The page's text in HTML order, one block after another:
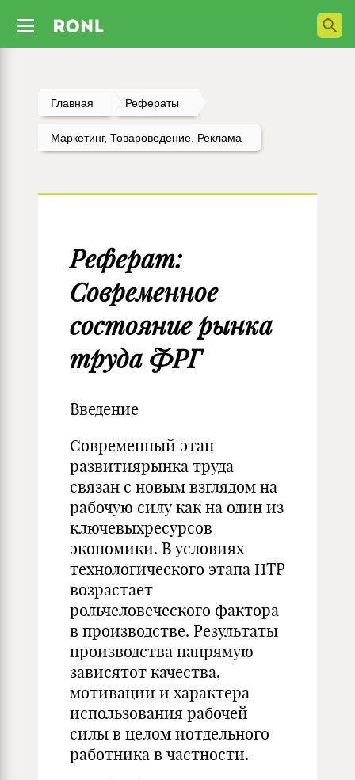
Главная Рефераты
Маркетинг, Товароведение, Реклама
Реферат:
Современное
состояние рынка
труда ФРГ
Введение
Современный этап
развитиярынка труда
связан с новым взглядом на
рабочую силу как на один из
ключевыхресурсов
экономики. В условиях
технологического этапа НТР
возрастает
рольчеловеческого фактора
в производстве. Результаты
производства напрямую
зависятот качества,
мотивации и характера
использования рабочей
силы в целом иотдельного
работника в частности.